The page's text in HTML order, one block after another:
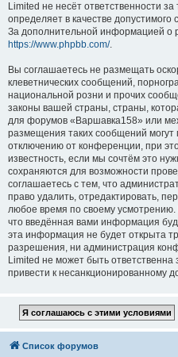
Limited не несёт ответственности
определяет в качестве
За дополнительной информацией о
https://www.phpbb.com/.
Вы соглашаетесь не размещать
клеветнических сообщений,
национальной розни и прочих
законы вашей страны, страны,
для форумов «Варшавка158» или
размещения таких сообщений
отключению от конференции, при
известность, если мы сочтём это
сохраняются для возможности
соглашаетесь с тем, что
право удалить, отредактировать,
любое время по своему усмотрению.
что введённая вами информация
эта информация не будет открыта
разрешения, ни администрация
Limited не может быть ответственна
привести к несанкционированному
Список форумов